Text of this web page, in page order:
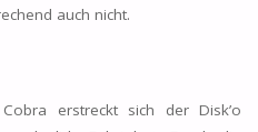
auch nicht.
erstreckt sich der Disk’o